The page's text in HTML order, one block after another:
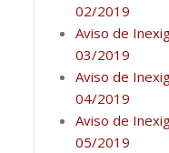
02/2019
Aviso de
03/2019
Aviso de
04/2019
Aviso de
05/2019